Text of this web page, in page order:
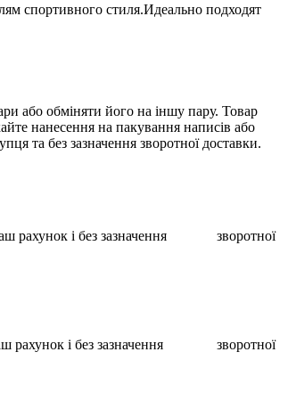
спортивного стиля.Идеально подходят
або обміняти його на іншу пару. Товар
нанесення на пакування написів або
та без зазначення зворотної доставки.
Ваш рахунок і без зазначення зворотної
Ваш рахунок і без зазначення зворотної